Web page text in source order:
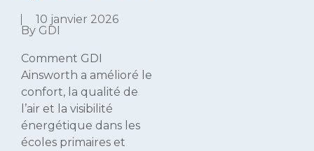
10 janvier 2026
By GDI
Comment GDI
Ainsworth a amélioré le
confort, la qualité de
l’air et la visibilité
énergétique dans les
écoles primaires et